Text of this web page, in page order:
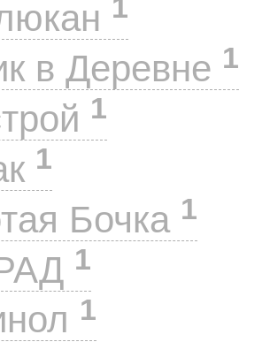
1
в Деревне 1
1
1
Бочка 1
1
1